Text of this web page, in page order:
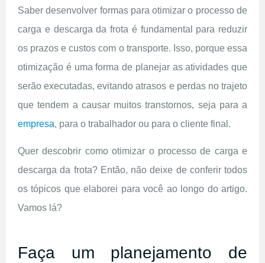
Saber desenvolver formas para otimizar o processo de
carga e descarga da frota é fundamental para reduzir
os prazos e custos com o transporte. Isso, porque essa
otimização é uma forma de planejar as atividades que
serão executadas, evitando atrasos e perdas no trajeto
que tendem a causar muitos transtornos, seja para a
empresa, para o trabalhador ou para o cliente final.
Quer descobrir como otimizar o processo de carga e
descarga da frota? Então, não deixe de conferir todos
os tópicos que elaborei para você ao longo do artigo.
Vamos lá?
Faça um planejamento de